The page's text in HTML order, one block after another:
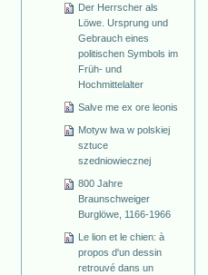
Der Herrscher als
Löwe. Ursprung und
Gebrauch eines
politischen Symbols im
Früh- und
Hochmittelalter
Salve me ex ore leonis
Motyw lwa w polskiej
sztuce
szedniowiecznej
800 Jahre
Braunschweiger
Burglöwe, 1166-1966
Le lion et le chien: à
propos d'un dessin
retrouvé dans un